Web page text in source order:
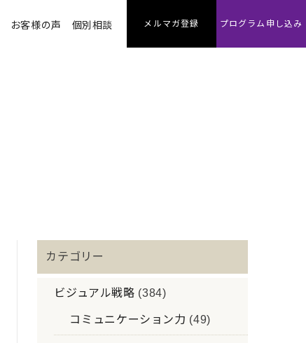
お客様の声 個別相談 メルマガ登録 プログラム申し込み
カテゴリー
ビジュアル戦略 (384)
コミュニケーション力 (49)